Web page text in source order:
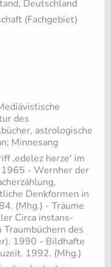
Deutschland
(Fachgebiet)
des
astrologische
Minnesang
,edelez herze' im
- Wernher der
Denkformen in
(Mhg.) - Träume
Circa instans-
des
1990 - Bildhafte
1992. (Mhg.)